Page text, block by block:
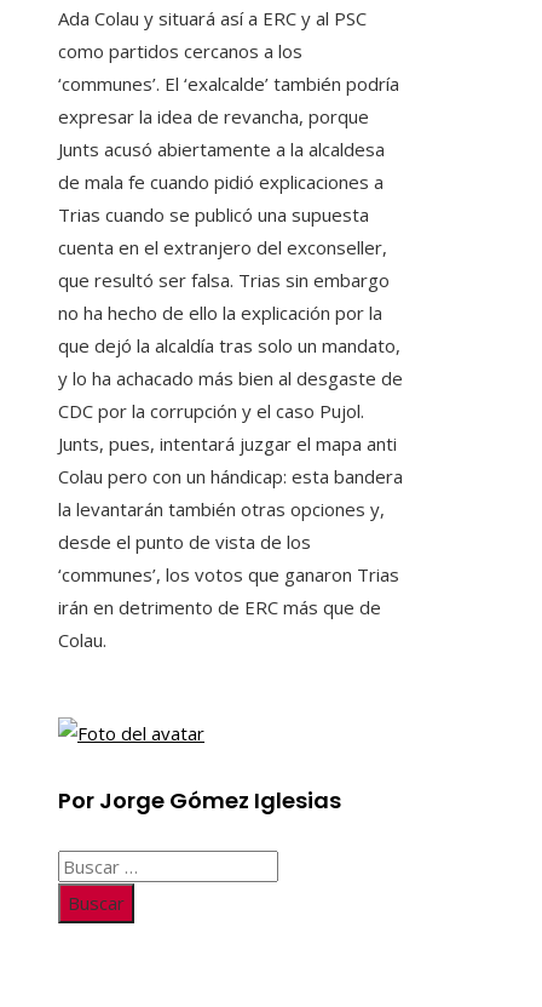
Ada Colau y situará así a ERC y al PSC
como partidos cercanos a los
‘communes’. El ‘exalcalde’ también podría
expresar la idea de revancha, porque
Junts acusó abiertamente a la alcaldesa
de mala fe cuando pidió explicaciones a
Trias cuando se publicó una supuesta
cuenta en el extranjero del exconseller,
que resultó ser falsa. Trias sin embargo
no ha hecho de ello la explicación por la
que dejó la alcaldía tras solo un mandato,
y lo ha achacado más bien al desgaste de
CDC por la corrupción y el caso Pujol.
Junts, pues, intentará juzgar el mapa anti
Colau pero con un hándicap: esta bandera
la levantarán también otras opciones y,
desde el punto de vista de los
‘communes’, los votos que ganaron Trias
irán en detrimento de ERC más que de
Colau.
Por Jorge Gómez Iglesias
Buscar: